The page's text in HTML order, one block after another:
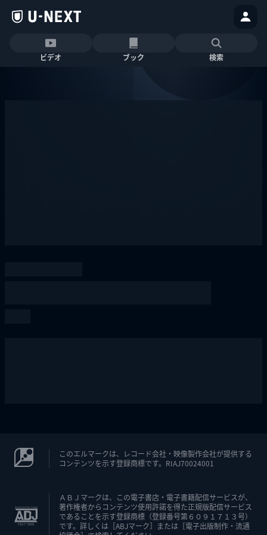
ビデオ ブック 検索
このエルマークは、レコード会社・映像製作会社が提供する
コンテンツを示す登録商標です。RIAJ70024001
ＡＢＪマークは、この電子書店・電子書籍配信サービスが、
著作権者からコンテンツ使用許諾を得た正規版配信サービス
であることを示す登録商標（登録番号第６０９１７１３号）
です。詳しくは［ABJマーク］または［電子出版制作・流通